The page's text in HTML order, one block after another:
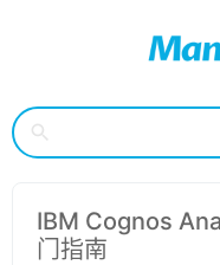
IBM Cognos
门指南